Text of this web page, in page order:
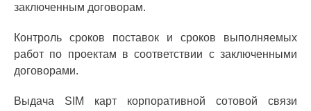
заключенным договорам.
Контроль сроков поставок и сроков выполняемых
работ по проектам в соответствии с заключенными
договорами.
Выдача SIM карт корпоративной сотовой связи